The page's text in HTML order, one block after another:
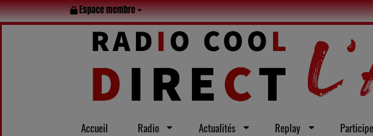
Espace membre
Accueil Radio Actualités Replay